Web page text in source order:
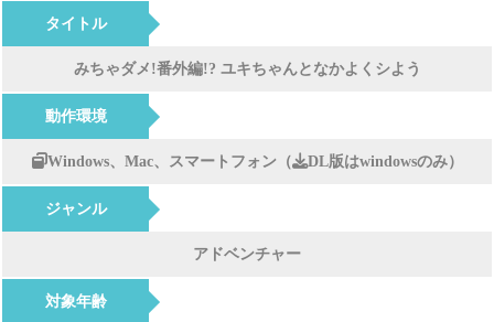
タイトル
みちゃダメ!番外編!? ユキちゃんとなかよくシよう
動作環境
Windows、Mac、スマートフォン（ DL版はwindowsのみ）
ジャンル
アドベンチャー
対象年齢